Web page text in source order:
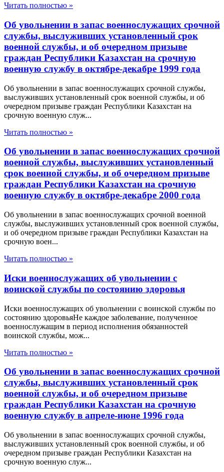
Читать полностью »
Об увольнении в запас военнослужащих срочной
службы, выслуживших установленный срок
военной службы, и об очередном призыве
граждан Республики Казахстан на срочную
военную службу в октябре-декабре 1999 года
Об увольнении в запас военнослужащих срочной службы,
выслуживших установленный срок военной службы, и об
очередном призыве граждан Республики Казахстан на
срочную военную служ...
Читать полностью »
Об увольнении в запас военнослужащих срочной
военной службы, выслуживших установленный
срок военной службы, и об очередном призыве
граждан Республики Казахстан на срочную
военную службу в октябре-декабре 2000 года
Об увольнении в запас военнослужащих срочной военной
службы, выслуживших установленный срок военной службы,
и об очередном призыве граждан Республики Казахстан на
срочную воен...
Читать полностью »
Иски военнослужащих об увольнении с
воинской службы по состоянию здоровья
Иски военнослужащих об увольнении с воинской службы по
состоянию здоровьяНе каждое заболевание, полученное
военнослужащим в период исполнения обязанностей
воинской службы, мож...
Читать полностью »
Об увольнении в запас военнослужащих срочной
службы, выслуживших установленный срок
военной службы, и об очередном призыве
граждан Республики Казахстан на срочную
военную службу в апреле-июне 1996 года
Об увольнении в запас военнослужащих срочной службы,
выслуживших установленный срок военной службы, и об
очередном призыве граждан Республики Казахстан на
срочную военную служ...